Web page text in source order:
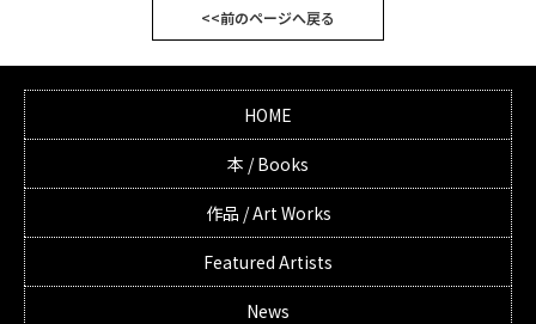
<<前のページへ戻る
HOME
本 / Books
作品 / Art Works
Featured Artists
News